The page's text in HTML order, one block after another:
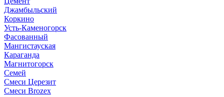
Джамбыльский
Коркино
Усть-Каменогорск
Фасованный
Мангистауская
Караганда
Магнитогорск
Семей
Смеси Церезит
Смеси Brozex